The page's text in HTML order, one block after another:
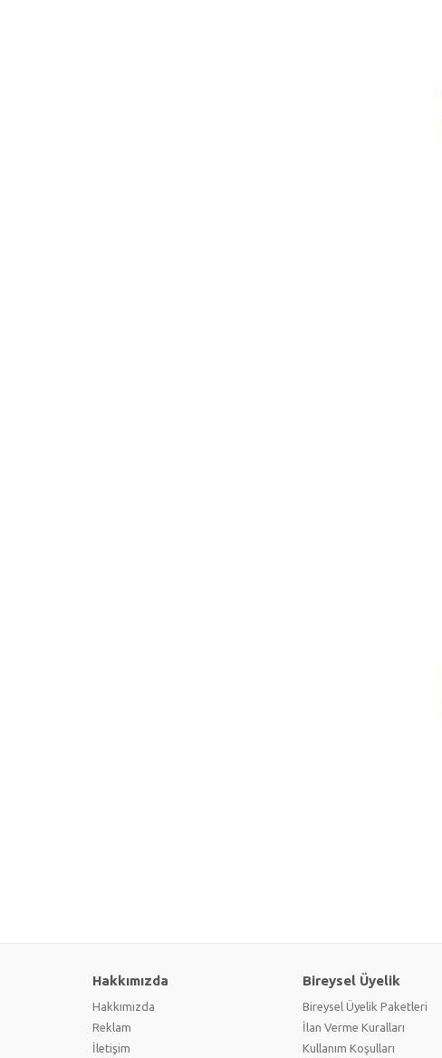
Hakkımızda
Hakkımızda
Reklam
İletişim
Bireysel Üyelik
Bireysel Üyelik Paketleri
İlan Verme Kuralları
Kullanım Koşulları